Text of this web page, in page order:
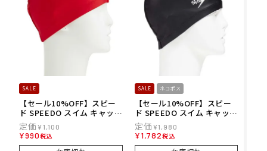
SALE
【セール10%OFF】スピー
ド SPEEDO スイム キャップ
トリコット キャップ Tricot
Cap SE12070-RE メンズ レ
ディース ユニセックス
¥1,100
¥990税込
SALE ネコポス
【セール10%OFF】スピー
ド SPEEDO スイム キャップ
シリコーン コーティング キ
ャップ SD93C56-K メンズ
レディース ユニセックス
¥1,980
¥1,782税込